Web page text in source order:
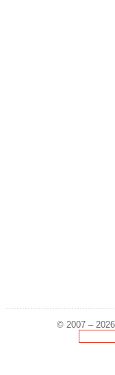
© 2007 –